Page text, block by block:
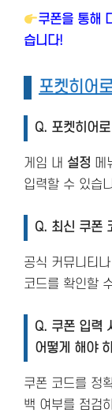
쿠폰을 통해
습니다!
포켓히어
Q. 포켓히어
게임 내 설정 메
입력할 수 있습
Q. 최신 쿠폰
공식 커뮤니티
코드를 확인할
Q. 쿠폰 입력
어떻게 해야
쿠폰 코드를 정
백 여부를 점검